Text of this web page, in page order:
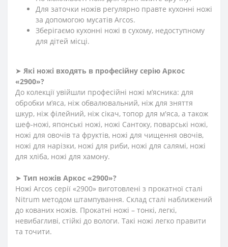
Для заточки ножів регулярно правте кухонні ножі
за допомогою мусатів Arcos.
Зберігаємо кухонні ножі в сухому, недоступному
для дітей місці.
➤ Які ножі входять в професійну серію Аркос
«2900»?
До колекції увійшли професійні ножі м’ясника: для
обробки м’яса, ніж обвалювальний, ніж для зняття
шкур, ніж філейний, ніж сікач, топор для м'яса, а також
шеф-ножі, японські ножі, ножі Сантоку, поварські ножі,
ножі для овочів та фруктів, ножі для чищення овочів,
ножі для нарізки, ножі для риби, ножі для салямі, ножі
для хліба, ножі для хамону.
➤ Тип ножів Аркос «2900»?
Ножі Arcos серії «2900» виготовлені з прокатної сталі
Nitrum методом штампування. Склад сталі наближений
до кованих ножів. Прокатні ножі – тонкі, легкі,
невибагливі, стійкі до вологи. Такі ножі легко правити
та точити.